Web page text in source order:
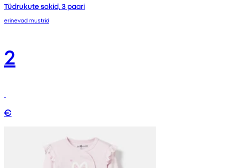
Tüdrukute sokid, 3 paari
erinevad mustrid
2
€